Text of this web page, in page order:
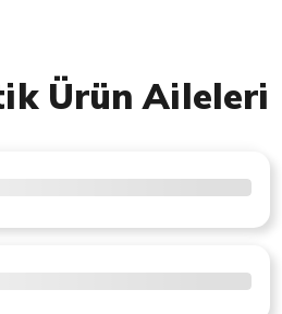
Ürün Aileleri